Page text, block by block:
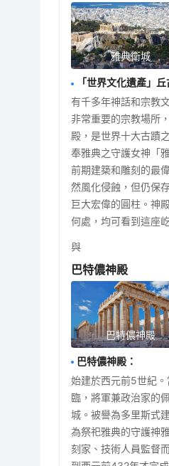
雅典衛城
「世界文化遺產」
有千多年神話和宗教
非常重要的宗教場所
殿，是世界十大古蹟
奉雅典之守護女神「
前期建築和雕刻的最
然風化侵蝕，但仍保
巨大宏偉的圓柱。神
何處，均可看到這座
與
巴特儂神殿
巴特儂神殿
巴特儂神殿 ：
始建於西元前5世紀
臨，將軍兼政治家的
城。被譽為多里斯式
為祭祀雅典的守護神
刻家、技術人員監督